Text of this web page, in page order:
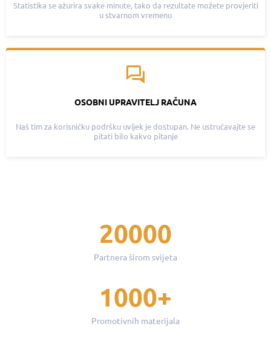
Statistika se ažurira svake minute, tako da rezultate možete provjeriti
u stvarnom vremenu
OSOBNI UPRAVITELJ RAČUNA
Naš tim za korisničku podršku uvijek je dostupan. Ne ustručavajte se
pitati bilo kakvo pitanje
20000
Partnera širom svijeta
1000+
Promotivnih materijala